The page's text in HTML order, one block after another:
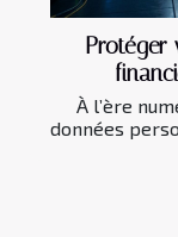
Protéger
À l’ère
données